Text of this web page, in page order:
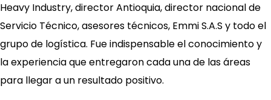
Heavy Industry, director Antioquia, director nacional de
Servicio Técnico, asesores técnicos, Emmi S.A.S y todo el
grupo de logística. Fue indispensable el conocimiento y
la experiencia que entregaron cada una de las áreas
para llegar a un resultado positivo.